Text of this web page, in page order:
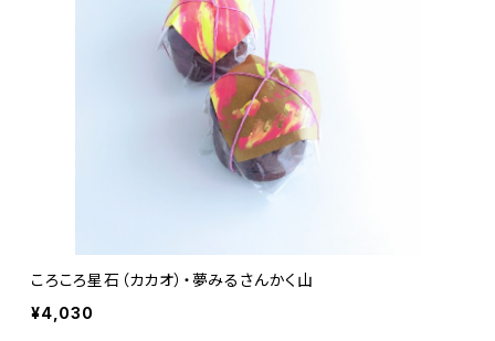
ころころ星石（カカオ）・夢みるさんかく山
¥4,030